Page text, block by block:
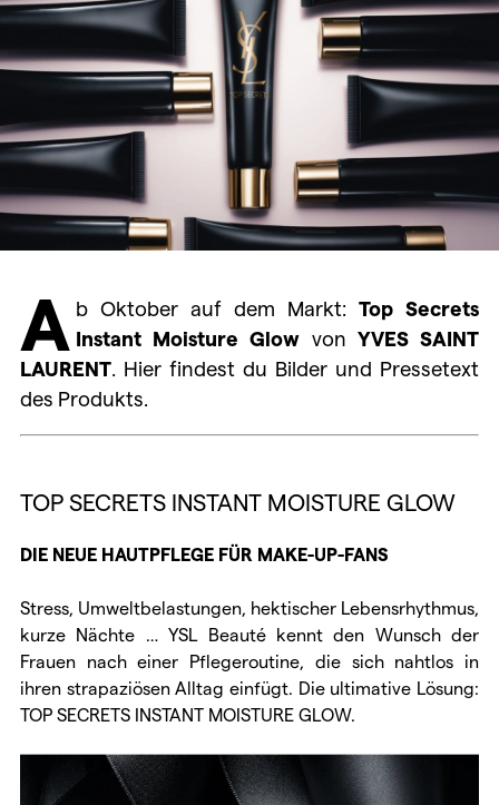
A b Oktober auf dem Markt: Top Secrets
Instant Moisture Glow von YVES SAINT
LAURENT . Hier findest du Bilder und Pressetext
des Produkts.
TOP SECRETS INSTANT MOISTURE GLOW
DIE NEUE HAUTPFLEGE FÜR MAKE-UP-FANS
Stress, Umweltbelastungen, hektischer Lebensrhythmus,
kurze Nächte … YSL Beauté kennt den Wunsch der
Frauen nach einer Pflegeroutine, die sich nahtlos in
ihren strapaziösen Alltag einfügt. Die ultimative Lösung:
TOP SECRETS INSTANT MOISTURE GLOW.